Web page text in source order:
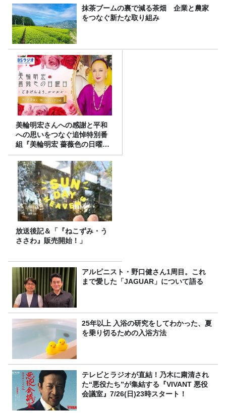
抹茶ブームの裏で減る茶畑 企業と農家
をつなぐ新たな取り組み
美輪明宏さんへの感謝と平和
への思いをつなぐ追悼特別番
組『美輪明宏 薔薇色の日曜日
～ごきげんよう、ルンルン
～』8/9（日）16時放送
放送後記＆「『ねこずみ・う
ささわ』販売開始！」
アルピニスト・野口健さん1周目。これ
まで愛した「JAGUAR」について語る
25年以上 入浴の研究をしてわかった、夏
を乗り切るための入浴方法
テレビとラジオが直結！乃木に粛清され
た“悪役たち”が集結する『VIVANT 悪役
会議室』7/26(日)23時スタート！